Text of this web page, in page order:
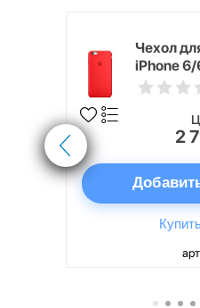
Чехол
iPhone 6/
2